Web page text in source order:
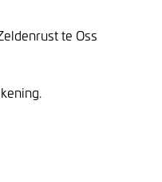
te Oss